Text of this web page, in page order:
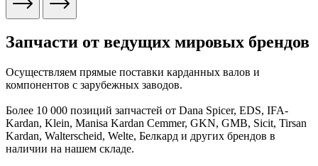
Запчасти от ведущих мировых брендов
Осуществляем прямые поставки карданных валов и
компонентов с зарубежных заводов.
Более 10 000 позиций запчастей от Dana Spicer, EDS, IFA-
Kardan, Klein, Manisa Kardan Cemmer, GKN, GMB, Sicit, Tirsan
Kardan, Walterscheid, Welte, Белкард и других брендов в
наличии на нашем складе.